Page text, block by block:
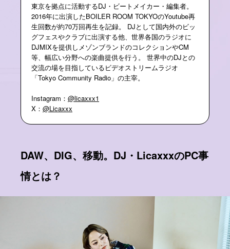
東京を拠点に活動するDJ・ビートメイカー・編集者。
2016年に出演したBOILER ROOM TOKYOのYoutube再
生回数が約70万回再生を記録。 DJとして国内外のビッ
グフェスやクラブに出演する他、世界各国のラジオに
DJMIXを提供しメゾンブランドのコレクションやCM
等、幅広い分野への楽曲提供を行う。 世界中のDJとの
交流の場を目指しているビデオストリームラジオ
「Tokyo Community Radio」の主宰。
Instagram： @licaxxx1
X： @Licaxxx
DAW、DIG、移動。DJ・LicaxxxのPC事
情とは？